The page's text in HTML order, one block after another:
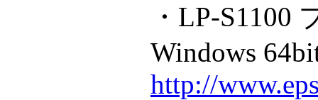
・LP-S1100
Windows
http://